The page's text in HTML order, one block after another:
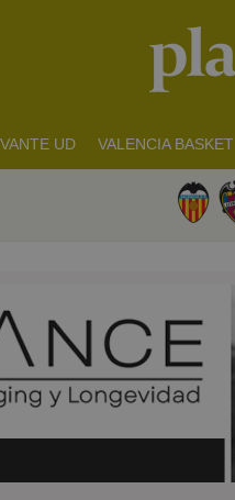
UD VALENCIA BASKET